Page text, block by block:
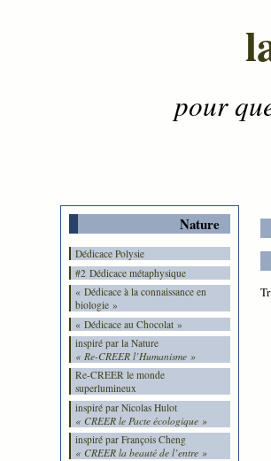
pour
Nature
Dédicace Polysie
#2 Dédicace métaphysique
« Dédicace à la connaissance en
biologie »
« Dédicace au Chocolat »
inspiré par la Nature
« Re-CREER l’Humanisme »
Re-CREER le monde
superlumineux
inspiré par Nicolas Hulot
« CREER le Pacte écologique »
inspiré par François Cheng
« CREER la beauté de l’entre »